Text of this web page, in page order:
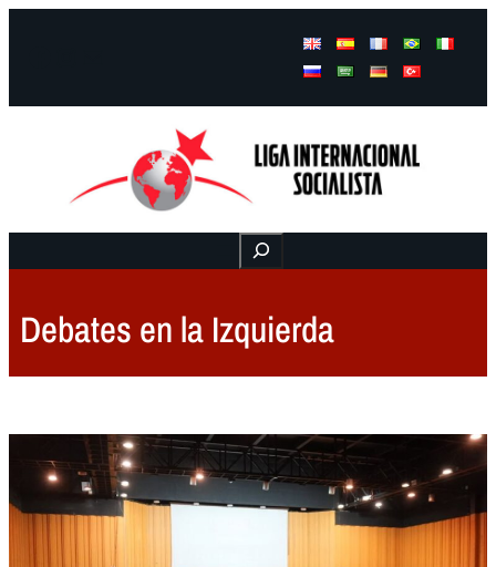
Buscar
Debates en la Izquierda